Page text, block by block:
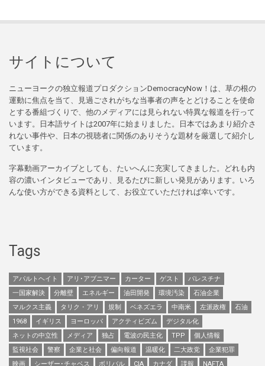
サイトについて
ニューヨークの独立報道プロダクションDemocracyNow！は、草の根の
運動に焦点を当て、見過ごされがちな当事者の声をとどけることを使命
とする番組づくりで、他のメディアには見られない特異な報道を行って
います。日本語サイトは2007年に始まりました。日本ではあまり紹介さ
れない事件や、日本の視聴者に関係のありそうな題材を厳選して紹介し
ています。
字幕動画アーカイブとしても、たいへんに充実してきました。どれも内
容の濃いインタビューであり、見るたびに新しい発見があります。いろ
んな使い方ができる資料として、お役立ていただければ幸いです。
Tags
アパルトヘイト アリ･アブニマー カーター ゲスト
パレスチナ
一国家解決
分離壁 エネルギー 油田開発 環境汚染
石油企業
マルクス主義
タリク・アリ 規制 ベネズエラ 中南米 左派政権
石油
1968
イギリス ヨーロッパ アクティビズム
デジタル化
ネットの中立性
メディア 独占 電波の民主化 TPP
個人情報
監視社会
警察 企業と社会 偏向報道 温暖化 二大政党
企業犯罪
映画
シーザー･チャベス ボリバル CIA カナダ 諜報 NAFTA